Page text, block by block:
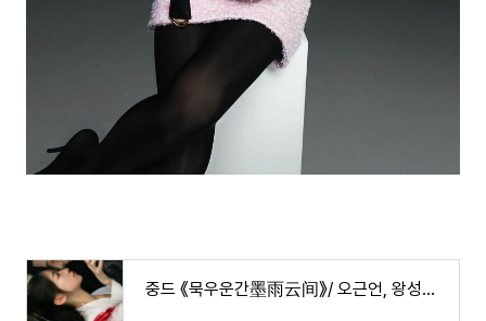
중드 《묵우운간墨雨云间》/ 오근언, 왕성월, 진흠해 주연/ 작품소개, 영상 등!